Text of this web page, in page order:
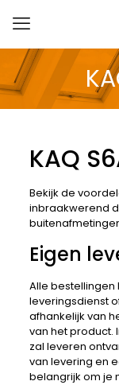
KAQ
Bekijk de
inbraakwerend
Eigen
Alle bestellingen
leveringsdienst
afhankelijk van
van het product.
zal leveren
van levering en
belangrijk om je